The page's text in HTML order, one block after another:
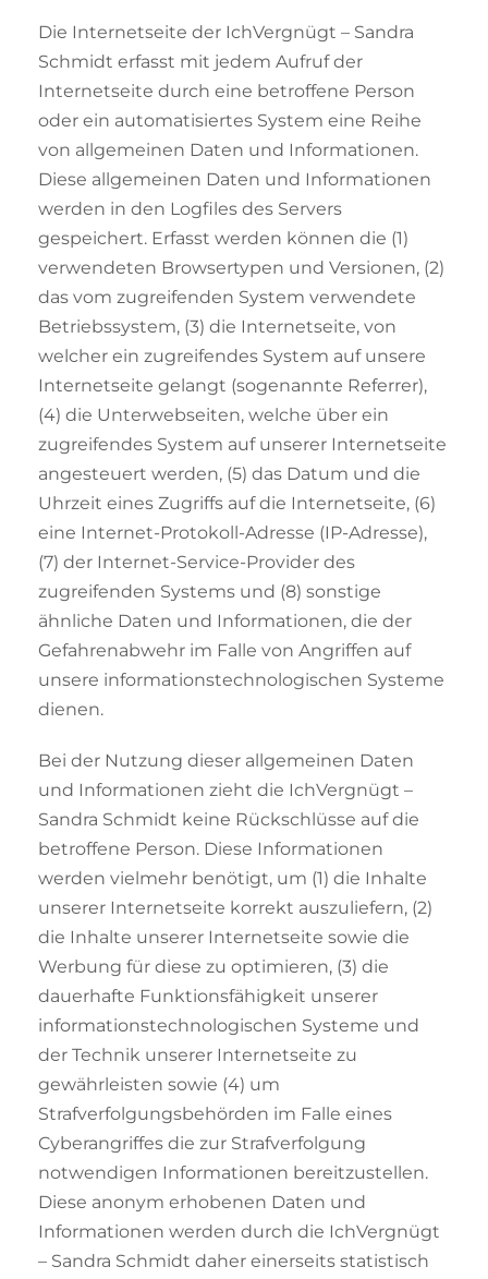
Die Internetseite der IchVergnügt – Sandra
Schmidt erfasst mit jedem Aufruf der
Internetseite durch eine betroffene Person
oder ein automatisiertes System eine Reihe
von allgemeinen Daten und Informationen.
Diese allgemeinen Daten und Informationen
werden in den Logfiles des Servers
gespeichert. Erfasst werden können die (1)
verwendeten Browsertypen und Versionen, (2)
das vom zugreifenden System verwendete
Betriebssystem, (3) die Internetseite, von
welcher ein zugreifendes System auf unsere
Internetseite gelangt (sogenannte Referrer),
(4) die Unterwebseiten, welche über ein
zugreifendes System auf unserer Internetseite
angesteuert werden, (5) das Datum und die
Uhrzeit eines Zugriffs auf die Internetseite, (6)
eine Internet-Protokoll-Adresse (IP-Adresse),
(7) der Internet-Service-Provider des
zugreifenden Systems und (8) sonstige
ähnliche Daten und Informationen, die der
Gefahrenabwehr im Falle von Angriffen auf
unsere informationstechnologischen Systeme
dienen.
Bei der Nutzung dieser allgemeinen Daten
und Informationen zieht die IchVergnügt –
Sandra Schmidt keine Rückschlüsse auf die
betroffene Person. Diese Informationen
werden vielmehr benötigt, um (1) die Inhalte
unserer Internetseite korrekt auszuliefern, (2)
die Inhalte unserer Internetseite sowie die
Werbung für diese zu optimieren, (3) die
dauerhafte Funktionsfähigkeit unserer
informationstechnologischen Systeme und
der Technik unserer Internetseite zu
gewährleisten sowie (4) um
Strafverfolgungsbehörden im Falle eines
Cyberangriffes die zur Strafverfolgung
notwendigen Informationen bereitzustellen.
Diese anonym erhobenen Daten und
Informationen werden durch die IchVergnügt
– Sandra Schmidt daher einerseits statistisch